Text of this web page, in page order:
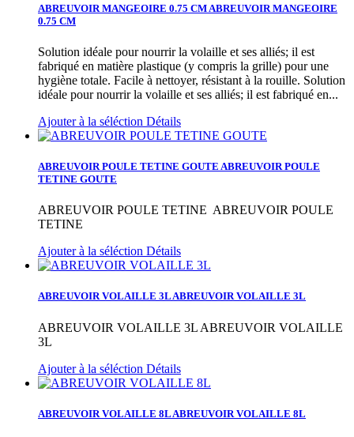
ABREUVOIR MANGEOIRE 0.75 CM ABREUVOIR MANGEOIRE
0.75 CM
Solution idéale pour nourrir la volaille et ses alliés; il est
fabriqué en matière plastique (y compris la grille) pour une
hygiène totale. Facile à nettoyer, résistant à la rouille. Solution
idéale pour nourrir la volaille et ses alliés; il est fabriqué en...
Ajouter à la séléction Détails
ABREUVOIR POULE TETINE GOUTE ABREUVOIR POULE
TETINE GOUTE
ABREUVOIR POULE TETINE ABREUVOIR POULE
TETINE
Ajouter à la séléction Détails
ABREUVOIR VOLAILLE 3LABREUVOIR VOLAILLE 3L
ABREUVOIR VOLAILLE 3L ABREUVOIR VOLAILLE
3L
Ajouter à la séléction Détails
ABREUVOIR VOLAILLE 8L ABREUVOIR VOLAILLE 8L